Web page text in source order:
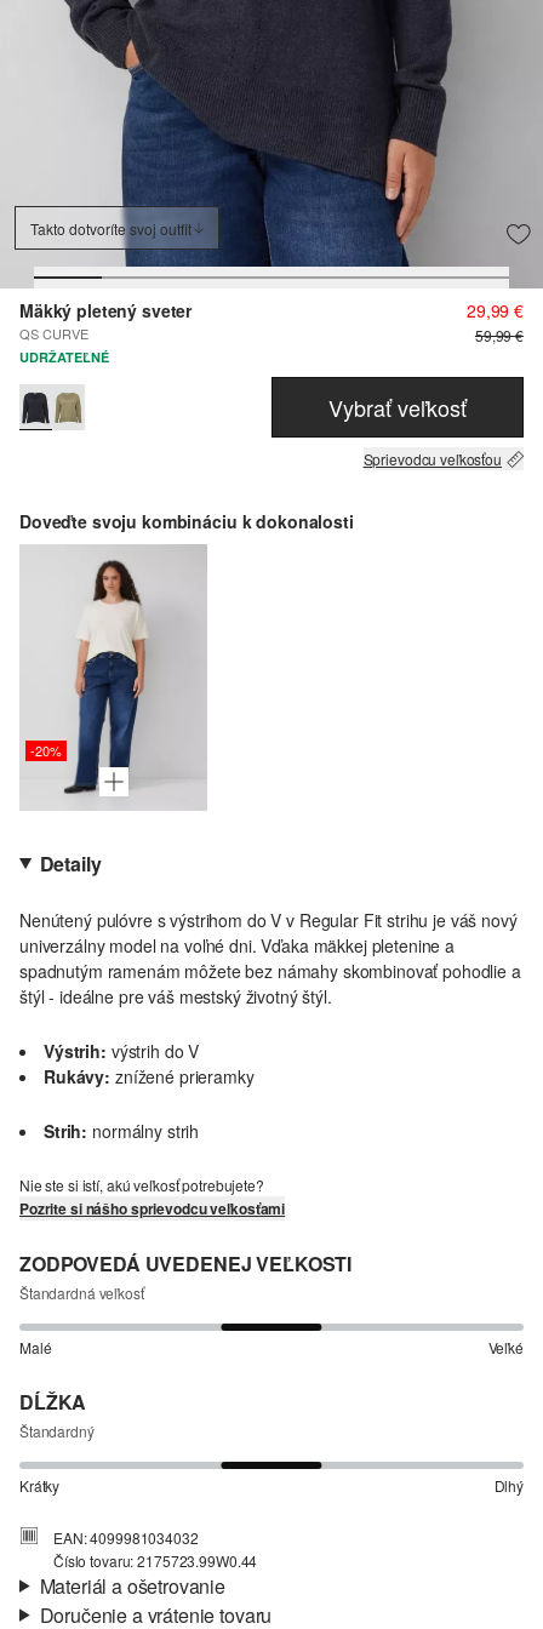
Takto dotvoríte svoj outfit
Mäkký pletený sveter
QS CURVE
29,99 €
59,99 €
UDRŽATEĽNÉ
Vybrať veľkosť
Sprievodcu veľkosťou
Doveďte svoju kombináciu k dokonalosti
-20%
Detaily
Nenútený pulóvre s výstrihom do V v Regular Fit strihu je váš nový
univerzálny model na voľné dni. Vďaka mäkkej pletenine a
spadnutým ramenám môžete bez námahy skombinovať pohodlie a
štýl - ideálne pre váš mestský životný štýl.
Výstrih: výstrih do V
Rukávy: znížené prieramky
Strih: normálny strih
Nie ste si istí, akú veľkosť potrebujete?
Pozrite si nášho sprievodcu veľkosťami
ZODPOVEDÁ UVEDENEJ VEĽKOSTI
Štandardná veľkosť
Malé Veľké
DĹŽKA
Štandardný
Krátky Dlhý
EAN: 4099981034032
Číslo tovaru: 2175723.99W0.44
Materiál a ošetrovanie
Doručenie a vrátenie tovaru